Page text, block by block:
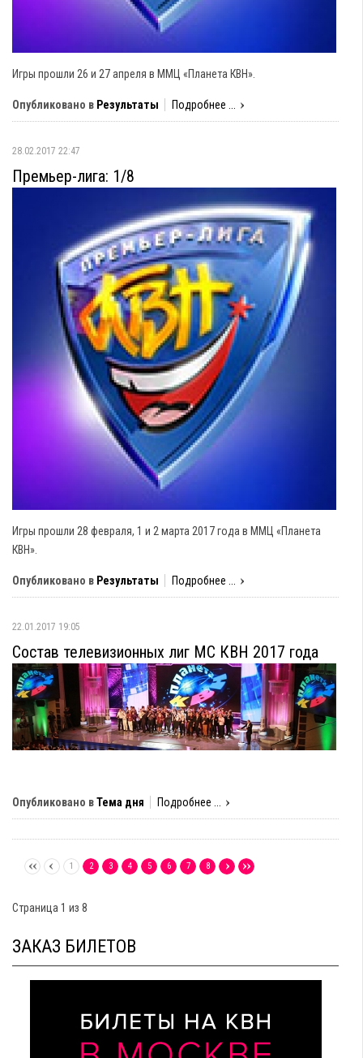
Игры прошли 26 и 27 апреля в ММЦ «Планета КВН».
Опубликовано в Результаты Подробнее ...
28.02.2017 22:47
Премьер-лига: 1/8
Игры прошли 28 февраля, 1 и 2 марта 2017 года в ММЦ «Планета
КВН».
Опубликовано в Результаты Подробнее ...
22.01.2017 19:05
Состав телевизионных лиг МС КВН 2017 года
Опубликовано вТема дня Подробнее ...
1 2 3 4 5 6 7 8
Страница 1 из 8
ЗАКАЗ БИЛЕТОВ